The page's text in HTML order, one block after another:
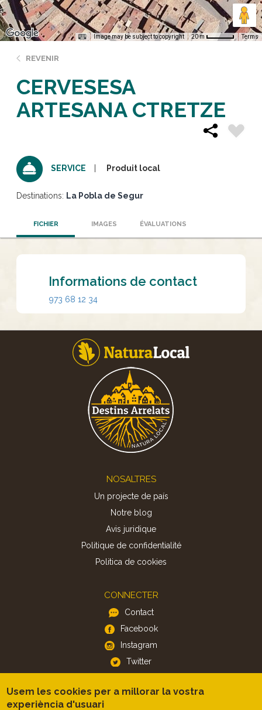
Image may be subject to copyright 20 m Terms
REVENIR
CERVESESA
ARTESANA CTRETZE
SERVICE Produit local
Destinations: La Pobla de Segur
FICHIER IMAGES ÉVALUATIONS
Informations de contact
973 68 12 34
NOSALTRES
Un projecte de país
Notre blog
Avis juridique
Politique de confidentialité
Politica de cookies
CONNECTER
Contact
Facebook
Instagram
Twitter
APP
Usem les cookies per a millorar la vostra
experiència d'usuari